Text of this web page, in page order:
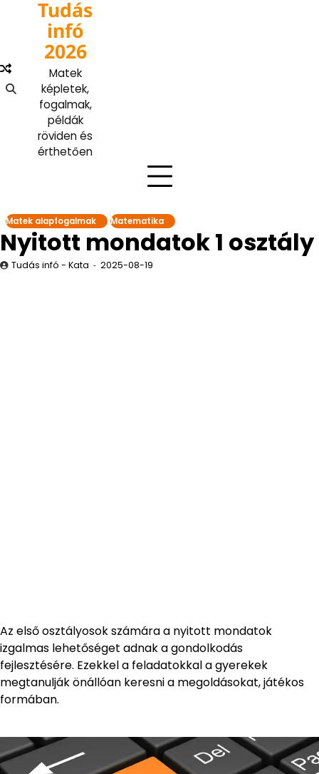
Tudás
infó
2026
Matek
képletek,
fogalmak,
példák
röviden és
érthetően
Matek alapfogalmak Matematika
Nyitott mondatok 1 osztály
Tudás infó - Kata 2025-08-19
Az első osztályosok számára a nyitott mondatok
izgalmas lehetőséget adnak a gondolkodás
fejlesztésére. Ezekkel a feladatokkal a gyerekek
megtanulják önállóan keresni a megoldásokat, játékos
formában.